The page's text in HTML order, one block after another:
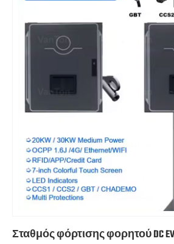
Σταθμός φόρτισης φορητού DC EV